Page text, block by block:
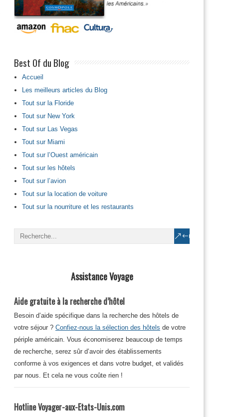
Best Of du Blog
Accueil
Les meilleurs articles du Blog
Tout sur la Floride
Tout sur New York
Tout sur Las Vegas
Tout sur Miami
Tout sur l’Ouest américain
Tout sur les hôtels
Tout sur l’avion
Tout sur la location de voiture
Tout sur la nourriture et les restaurants
Assistance Voyage
Aide gratuite à la recherche d’hôtel
Besoin d’aide spécifique dans la recherche des hôtels de
votre séjour ? Confiez-nous la sélection des hôtels de votre
périple américain. Vous économiserez beaucoup de temps
de recherche, serez sûr d’avoir des établissements
conforme à vos exigences et dans votre budget, et validés
par nous. Et cela ne vous coûte rien !
Hotline Voyager-aux-Etats-Unis.com